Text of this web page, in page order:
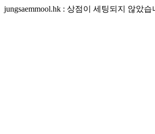
jungsaemmool.hk : 상점이 세팅되지 않았습